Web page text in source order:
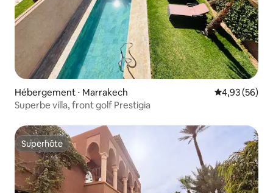
Hébergement ⋅ Marrakech Évaluation
4,93 (56)
Superbe villa, front golf Prestigia
Superhôte
Superhôte